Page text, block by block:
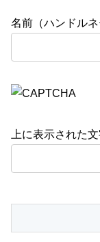
名前（ハンドルネ
上に表示された